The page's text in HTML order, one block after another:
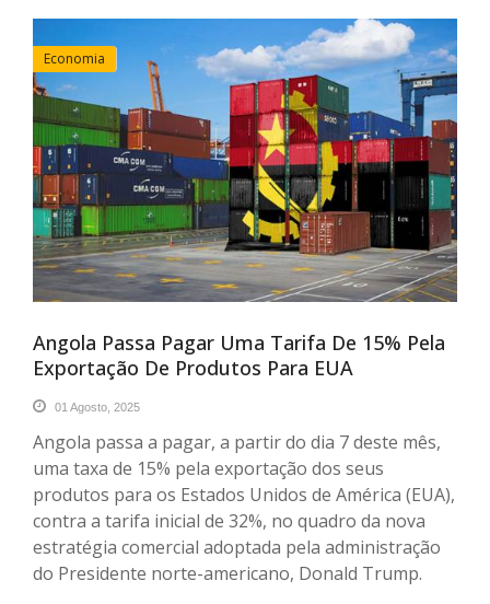
Economia
Angola Passa Pagar Uma Tarifa De 15% Pela
Exportação De Produtos Para EUA
01 Agosto, 2025
Angola passa a pagar, a partir do dia 7 deste mês,
uma taxa de 15% pela exportação dos seus
produtos para os Estados Unidos de América (EUA),
contra a tarifa inicial de 32%, no quadro da nova
estratégia comercial adoptada pela administração
do Presidente norte-americano, Donald Trump.